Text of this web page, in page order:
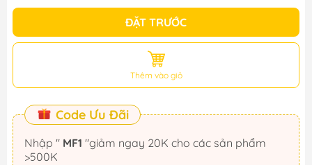
ĐẶT TRƯỚC
Thêm vào giỏ
Code Ưu Đãi
Nhập " MF1
>500K